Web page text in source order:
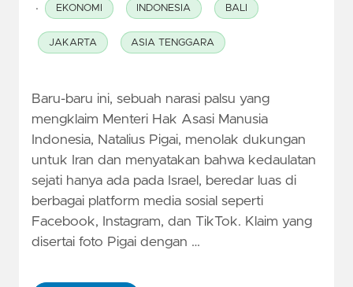
· EKONOMI INDONESIA BALI
JAKARTA ASIA TENGGARA
Baru-baru ini, sebuah narasi palsu yang
mengklaim Menteri Hak Asasi Manusia
Indonesia, Natalius Pigai, menolak dukungan
untuk Iran dan menyatakan bahwa kedaulatan
sejati hanya ada pada Israel, beredar luas di
berbagai platform media sosial seperti
Facebook, Instagram, dan TikTok. Klaim yang
disertai foto Pigai dengan …